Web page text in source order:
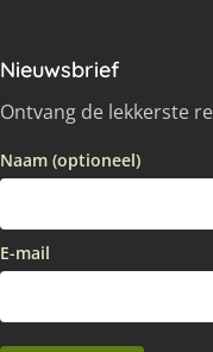
Nieuwsbrief
Ontvang de lekkerste
Naam (optioneel)
E-mail